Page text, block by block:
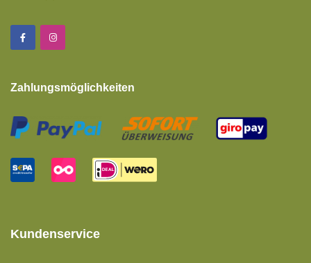
Zahlungsmöglichkeiten
Kundenservice